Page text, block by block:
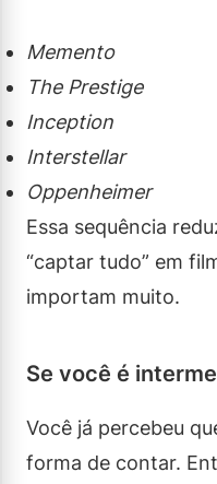
Memento
The Prestige
Inception
Interstellar
Oppenheimer
Essa sequência
“captar tudo” em
importam muito.
Se você é
Você já percebeu
forma de contar.